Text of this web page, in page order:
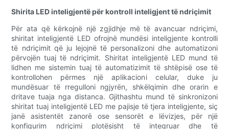
Shirita LED inteligjentë për kontroll inteligjent të ndriçimit
Për ata që kërkojnë një zgjidhje më të avancuar ndriçimi,
shiritat inteligjentë LED ofrojnë mundësi inteligjente kontrolli
të ndriçimit që ju lejojnë të personalizoni dhe automatizoni
përvojën tuaj të ndriçimit. Shiritat inteligjentë LED mund të
lidhen me sistemin tuaj të automatizimit të shtëpisë ose të
kontrollohen përmes një aplikacioni celular, duke ju
mundësuar të rregulloni ngjyrën, shkëlqimin dhe orarin e
dritave tuaja nga distanca. Gjithashtu mund të sinkronizoni
shiritat tuaj inteligjentë LED me pajisje të tjera inteligjente, siç
janë asistentët zanorë ose sensorët e lëvizjes, për një
konfigurim ndriçimi plotësisht të integruar dhe të